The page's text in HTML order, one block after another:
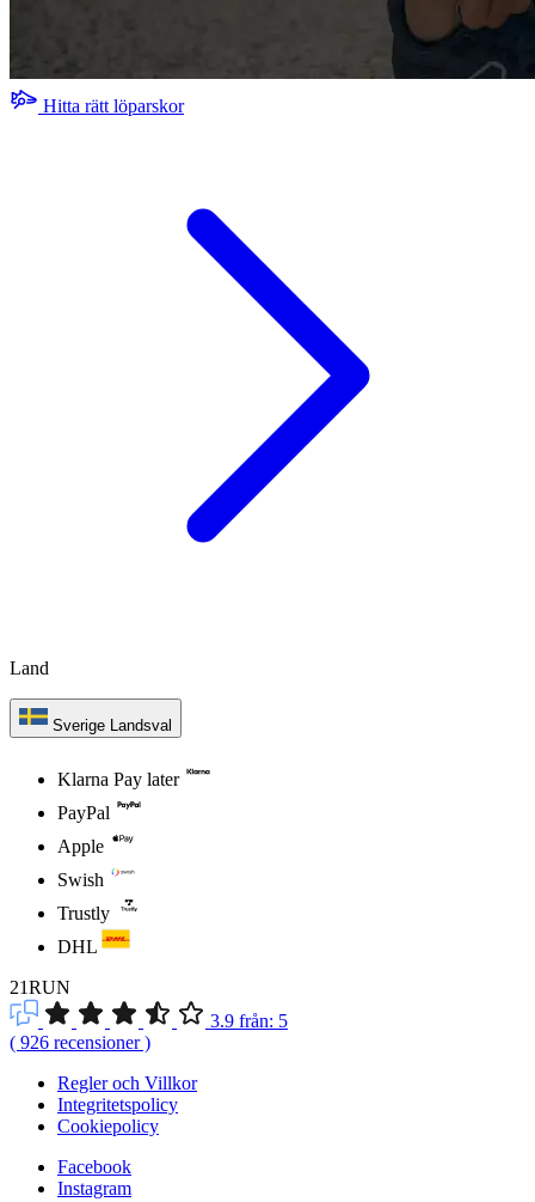
Hitta rätt löparskor
Land
Sverige Landsval
Klarna Pay later
PayPal
Apple
Swish
Trustly
DHL
21RUN
3.9 från: 5
( 926 recensioner)
Regler och Villkor
Integritetspolicy
Cookiepolicy
Facebook
Instagram